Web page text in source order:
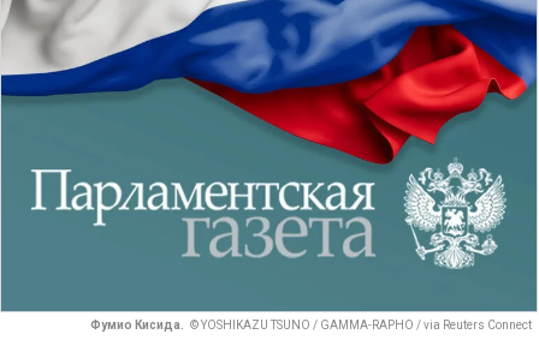
Фумио Кисида. © YOSHIKAZU TSUNO / GAMMA-RAPHO / via Reuters Connect